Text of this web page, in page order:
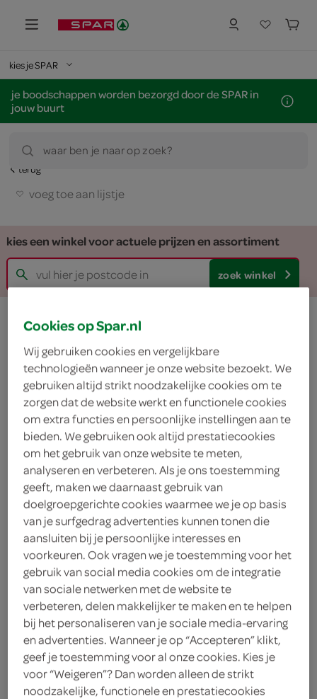
kies je SPAR
je boodschappen worden bezorgd door de SPAR in
jouw buurt
waar ben je naar op zoek?
terug
voeg toe aan lijstje
kies een winkel voor actuele prijzen en assortiment
zoek winkel
Almost Ready Frozen
Breekbrood
Almost Ready Frozen
400 Gram
Cookies op Spar.nl
Wij gebruiken cookies en vergelijkbare
technologieën wanneer je onze website bezoekt. We
gebruiken altijd strikt noodzakelijke cookies om te
zorgen dat de website werkt en functionele cookies
om extra functies en persoonlijke instellingen aan te
bieden. We gebruiken ook altijd prestatiecookies
om het gebruik van onze website te meten,
analyseren en verbeteren. Als je ons toestemming
geeft, maken we daarnaast gebruik van
doelgroepgerichte cookies waarmee we je op basis
van je surfgedrag advertenties kunnen tonen die
aansluiten bij je persoonlijke interesses en
voorkeuren. Ook vragen we je toestemming voor het
gebruik van social media cookies om de integratie
van sociale netwerken met de website te
verbeteren, delen makkelijker te maken en te helpen
bij het personaliseren van je sociale media-ervaring
en advertenties. Wanneer je op “Accepteren” klikt,
geef je toestemming voor al onze cookies. Kies je
voor “Weigeren”? Dan worden alleen de strikt
noodzakelijke, functionele en prestatiecookies